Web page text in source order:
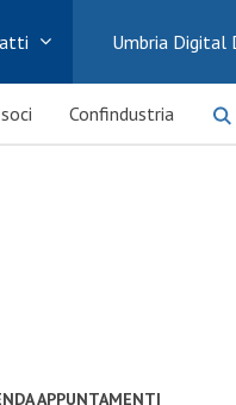
Umbria Digital
Confindustria
APPUNTAMENTI